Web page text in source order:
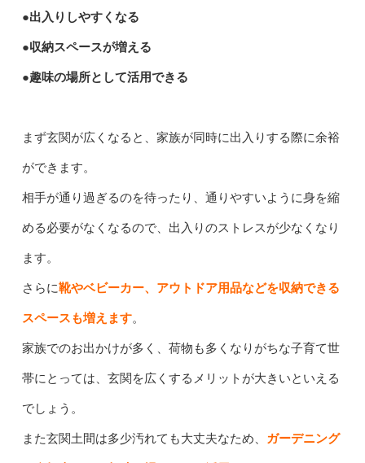
●出入りしやすくなる
●収納スペースが増える
●趣味の場所として活用できる
まず玄関が広くなると、家族が同時に出入りする際に余裕
ができます。
相手が通り過ぎるのを待ったり、通りやすいように身を縮
める必要がなくなるので、出入りのストレスが少なくなり
ます。
さらに靴やベビーカー、アウトドア用品などを収納できる
スペースも増えます。
家族でのお出かけが多く、荷物も多くなりがちな子育て世
帯にとっては、玄関を広くするメリットが大きいといえる
でしょう。
また玄関土間は多少汚れても大丈夫なため、 ガーデニング